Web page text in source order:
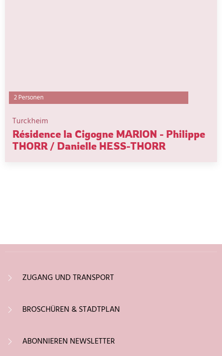
2 Personen
Turckheim
Résidence la Cigogne MARION - Philippe
THORR / Danielle HESS-THORR
ZUGANG UND TRANSPORT
BROSCHÜREN & STADTPLAN
ABONNIEREN NEWSLETTER